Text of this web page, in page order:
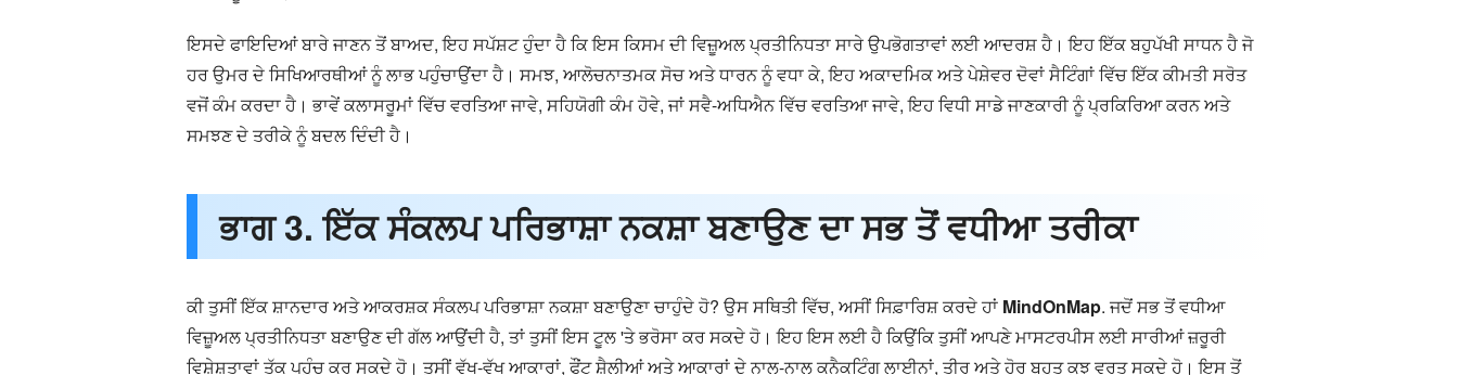
ਇਸਦੇ ਫਾਇਦਿਆਂ ਬਾਰੇ ਜਾਣਨ ਤੋਂ ਬਾਅਦ, ਇਹ ਸਪੱਸ਼ਟ ਹੁੰਦਾ ਹੈ ਕਿ ਇਸ ਕਿਸਮ ਦੀ ਵਿਜ਼ੂਅਲ ਪ੍ਰਤੀਨਿਧਤਾ ਸਾਰੇ ਉਪਭੋਗਤਾਵਾਂ ਲਈ ਆਦਰਸ਼ ਹੈ। ਇਹ ਇੱਕ ਬਹੁਪੱਖੀ ਸਾਧਨ ਹੈ ਜੋ
ਹਰ ਉਮਰ ਦੇ ਸਿਖਿਆਰਥੀਆਂ ਨੂੰ ਲਾਭ ਪਹੁੰਚਾਉਂਦਾ ਹੈ। ਸਮਝ, ਆਲੋਚਨਾਤਮਕ ਸੋਚ ਅਤੇ ਧਾਰਨ ਨੂੰ ਵਧਾ ਕੇ, ਇਹ ਅਕਾਦਮਿਕ ਅਤੇ ਪੇਸ਼ੇਵਰ ਦੋਵਾਂ ਸੈਟਿੰਗਾਂ ਵਿੱਚ ਇੱਕ ਕੀਮਤੀ ਸਰੋਤ
ਵਜੋਂ ਕੰਮ ਕਰਦਾ ਹੈ। ਭਾਵੇਂ ਕਲਾਸਰੂਮਾਂ ਵਿੱਚ ਵਰਤਿਆ ਜਾਵੇ, ਸਹਿਯੋਗੀ ਕੰਮ ਹੋਵੇ, ਜਾਂ ਸਵੈ-ਅਧਿਐਨ ਵਿੱਚ ਵਰਤਿਆ ਜਾਵੇ, ਇਹ ਵਿਧੀ ਸਾਡੇ ਜਾਣਕਾਰੀ ਨੂੰ ਪ੍ਰਕਿਰਿਆ ਕਰਨ ਅਤੇ
ਸਮਝਣ ਦੇ ਤਰੀਕੇ ਨੂੰ ਬਦਲ ਦਿੰਦੀ ਹੈ।
ਭਾਗ 3. ਇੱਕ ਸੰਕਲਪ ਪਰਿਭਾਸ਼ਾ ਨਕਸ਼ਾ ਬਣਾਉਣ ਦਾ ਸਭ ਤੋਂ ਵਧੀਆ ਤਰੀਕਾ
ਕੀ ਤੁਸੀਂ ਇੱਕ ਸ਼ਾਨਦਾਰ ਅਤੇ ਆਕਰਸ਼ਕ ਸੰਕਲਪ ਪਰਿਭਾਸ਼ਾ ਨਕਸ਼ਾ ਬਣਾਉਣਾ ਚਾਹੁੰਦੇ ਹੋ? ਉਸ ਸਥਿਤੀ ਵਿੱਚ, ਅਸੀਂ ਸਿਫ਼ਾਰਿਸ਼ ਕਰਦੇ ਹਾਂ MindOnMap. ਜਦੋਂ ਸਭ ਤੋਂ ਵਧੀਆ
ਵਿਜ਼ੂਅਲ ਪ੍ਰਤੀਨਿਧਤਾ ਬਣਾਉਣ ਦੀ ਗੱਲ ਆਉਂਦੀ ਹੈ, ਤਾਂ ਤੁਸੀਂ ਇਸ ਟੂਲ 'ਤੇ ਭਰੋਸਾ ਕਰ ਸਕਦੇ ਹੋ। ਇਹ ਇਸ ਲਈ ਹੈ ਕਿਉਂਕਿ ਤੁਸੀਂ ਆਪਣੇ ਮਾਸਟਰਪੀਸ ਲਈ ਸਾਰੀਆਂ ਜ਼ਰੂਰੀ
ਵਿਸ਼ੇਸ਼ਤਾਵਾਂ ਤੱਕ ਪਹੁੰਚ ਕਰ ਸਕਦੇ ਹੋ। ਤੁਸੀਂ ਵੱਖ-ਵੱਖ ਆਕਾਰਾਂ, ਫੌਂਟ ਸ਼ੈਲੀਆਂ ਅਤੇ ਆਕਾਰਾਂ ਦੇ ਨਾਲ-ਨਾਲ ਕਨੈਕਟਿੰਗ ਲਾਈਨਾਂ, ਤੀਰ ਅਤੇ ਹੋਰ ਬਹੁਤ ਕੁਝ ਵਰਤ ਸਕਦੇ ਹੋ। ਇਸ ਤੋਂ